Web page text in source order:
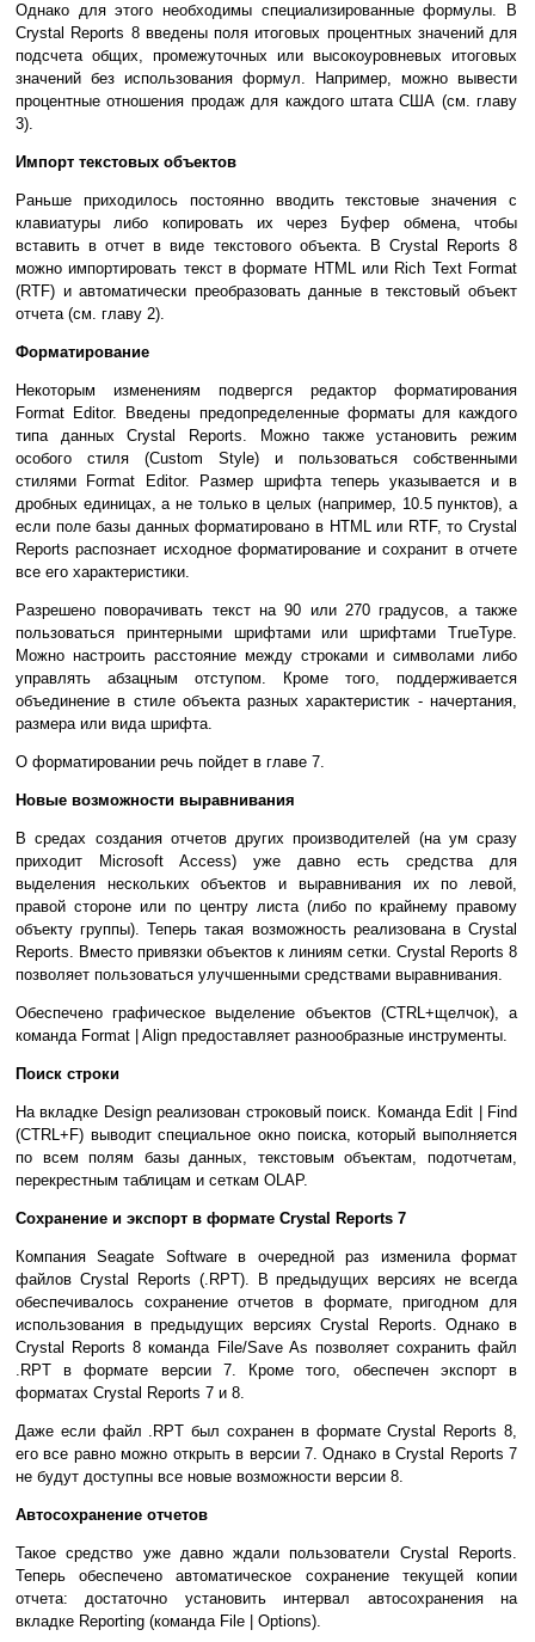
Однако для этого необходимы специализированные формулы. В
Crystal Reports 8 введены поля итоговых процентных значений для
подсчета общих, промежуточных или высокоуровневых итоговых
значений без использования формул. Например, можно вывести
процентные отношения продаж для каждого штата США (см. главу
3).
Импорт текстовых объектов
Раньше приходилось постоянно вводить текстовые значения с
клавиатуры либо копировать их через Буфер обмена, чтобы
вставить в отчет в виде текстового объекта. В Crystal Reports 8
можно импортировать текст в формате HTML или Rich Text Format
(RTF) и автоматически преобразовать данные в текстовый объект
отчета (см. главу 2).
Форматирование
Некоторым изменениям подвергся редактор форматирования
Format Editor. Введены предопределенные форматы для каждого
типа данных Crystal Reports. Можно также установить режим
особого стиля (Custom Style) и пользоваться собственными
стилями Format Editor. Размер шрифта теперь указывается и в
дробных единицах, а не только в целых (например, 10.5 пунктов), а
если поле базы данных форматировано в HTML или RTF, то Crystal
Reports распознает исходное форматирование и сохранит в отчете
все его характеристики.
Разрешено поворачивать текст на 90 или 270 градусов, а также
пользоваться принтерными шрифтами или шрифтами TrueType.
Можно настроить расстояние между строками и символами либо
управлять абзацным отступом. Кроме того, поддерживается
объединение в стиле объекта разных характеристик - начертания,
размера или вида шрифта.
О форматировании речь пойдет в главе 7.
Новые возможности выравнивания
В средах создания отчетов других производителей (на ум сразу
приходит Microsoft Access) уже давно есть средства для
выделения нескольких объектов и выравнивания их по левой,
правой стороне или по центру листа (либо по крайнему правому
объекту группы). Теперь такая возможность реализована в Crystal
Reports. Вместо привязки объектов к линиям сетки. Crystal Reports 8
позволяет пользоваться улучшенными средствами выравнивания.
Обеспечено графическое выделение объектов (CTRL+щелчок), а
команда Format | Align предоставляет разнообразные инструменты.
Поиск строки
На вкладке Design реализован строковый поиск. Команда Edit | Find
(CTRL+F) выводит специальное окно поиска, который выполняется
по всем полям базы данных, текстовым объектам, подотчетам,
перекрестным таблицам и сеткам OLAP.
Сохранение и экспорт в формате Crystal Reports 7
Компания Seagate Software в очередной раз изменила формат
файлов Crystal Reports (.RPT). В предыдущих версиях не всегда
обеспечивалось сохранение отчетов в формате, пригодном для
использования в предыдущих версиях Crystal Reports. Однако в
Crystal Reports 8 команда File/Save As позволяет сохранить файл
.RPT в формате версии 7. Кроме того, обеспечен экспорт в
форматах Crystal Reports 7 и 8.
Даже если файл .RPT был сохранен в формате Crystal Reports 8,
его все равно можно открыть в версии 7. Однако в Crystal Reports 7
не будут доступны все новые возможности версии 8.
Автосохранение отчетов
Такое средство уже давно ждали пользователи Crystal Reports.
Теперь обеспечено автоматическое сохранение текущей копии
отчета: достаточно установить интервал автосохранения на
вкладке Reporting (команда File | Options).